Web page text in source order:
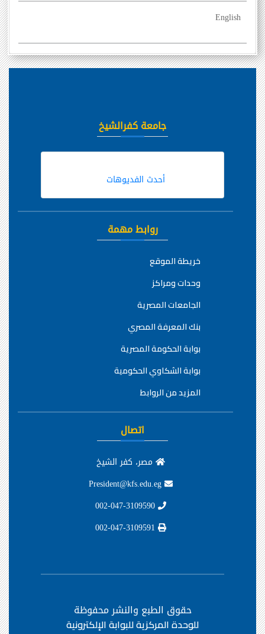
English
جامعة كفرالشيخ
أحدث الفديوهات
روابط مهمة
خريطة الموقع
وحدات ومراكز
الجامعات المصرية
بنك المعرفة المصري
بوابة الحكومة المصرية
بوابة الشكاوي الحكومية
المزيد من الروابط
اتصال
مصر، كفر الشيخ
حقوق الطبع والنشر محفوظة
للوحدة المركزية للبوابة الإلكترونية